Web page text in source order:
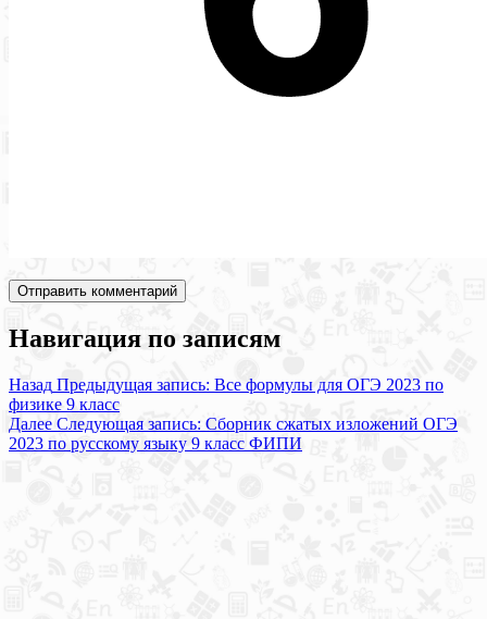
Навигация по записям
Назад Предыдущая запись: Все формулы для ОГЭ 2023 по
физике 9 класс
Далее Следующая запись: Сборник сжатых изложений ОГЭ
2023 по русскому языку 9 класс ФИПИ